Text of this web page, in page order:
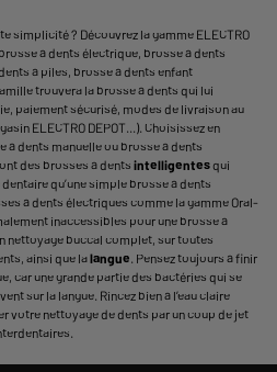
simplicité ? Découvrez la gamme ELECTRO
à dents électrique, brosse à dents
à piles, brosse à dents enfant
trouvera la brosse à dents qui lui
paiement sécurisé, modes de livraison au
ELECTRO DEPOT...). Choisissez en
dents manuelle ou brosse à dents
des brosses à dents intelligentes qui
qu’une simple brosse à dents
à dents électriques comme la gamme Oral-
inaccessibles pour une brosse à
nettoyage buccal complet, sur toutes
ainsi que lalangue. Pensez toujours à finir
car une grande partie des bactéries qui se
sur la langue. Rincez bien à l’eau claire
votre nettoyage de dents par un coup de jet